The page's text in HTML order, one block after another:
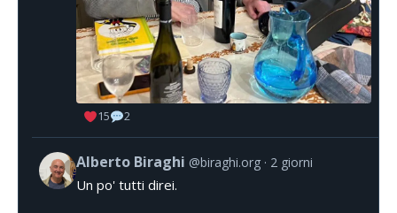
15 2
Alberto Biraghi @biraghi.org 2 giorni
Un po' tutti direi.